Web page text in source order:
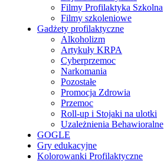
Filmy Profilaktyka Szkolna
Filmy szkoleniowe
Gadżety profilaktyczne
Alkoholizm
Artykuły KRPA
Cyberprzemoc
Narkomania
Pozostałe
Promocja Zdrowia
Przemoc
Roll-up i Stojaki na ulotki
Uzależnienia Behawioralne
GOGLE
Gry edukacyjne
Kolorowanki Profilaktyczne